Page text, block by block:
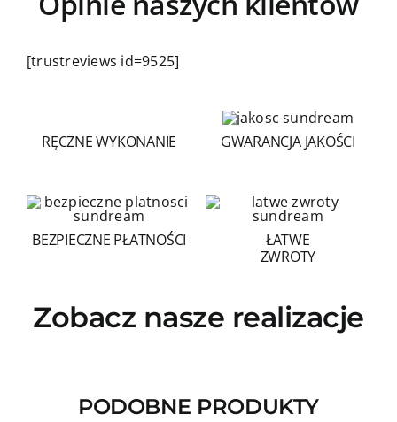
[trustreviews id=9525]
RĘCZNE WYKONANIE GWARANCJA JAKOŚCI
BEZPIECZNE PŁATNOŚCI
ŁATWE
ZWROTY
Zobacz nasze realizacje
PODOBNE PRODUKTY